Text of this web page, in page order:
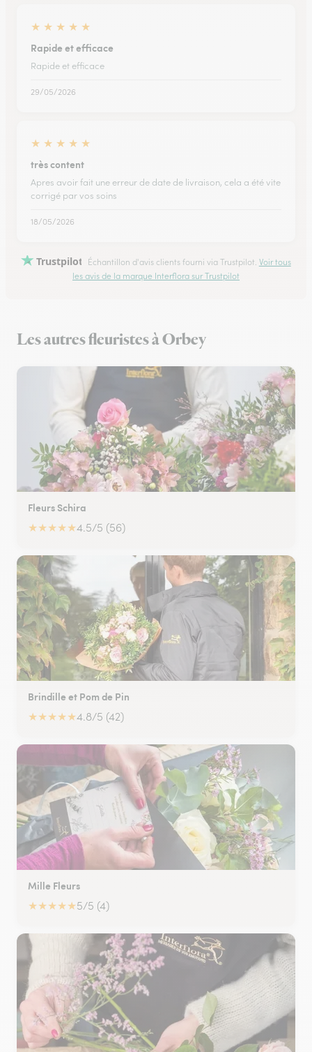
★ ★ ★ ★ ★
Rapide et efficace
Rapide et efficace
29/05/2026
★ ★ ★ ★ ★
très content
Apres avoir fait une erreur de date de livraison, cela a été vite
corrigé par vos soins
18/05/2026
Trustpilot Échantillon d'avis clients fourni via Trustpilot. Voir tous
les avis de la marque Interflora sur Trustpilot
Les autres fleuristes à Orbey
Fleurs Schira
★★★★★4.5/5 (56)
Brindille et Pom de Pin
★★★★★4.8/5 (42)
Mille Fleurs
★★★★★5/5 (4)